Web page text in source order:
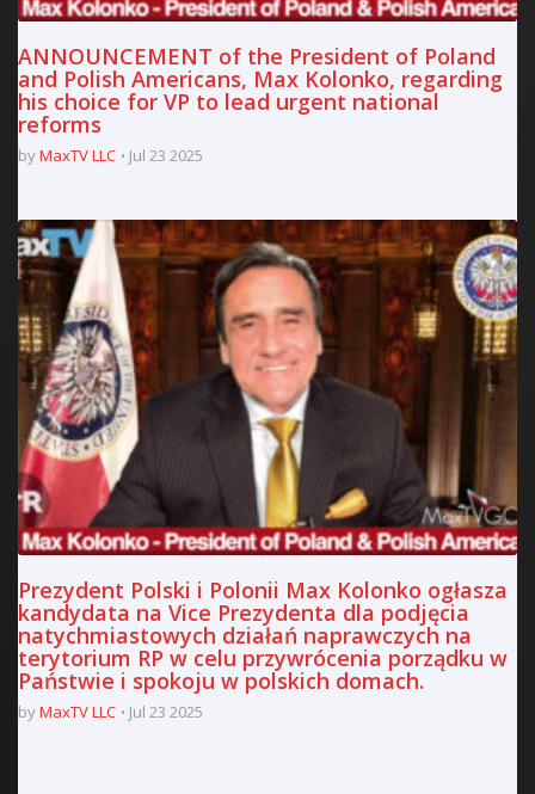
ANNOUNCEMENT of the President of Poland
and Polish Americans, Max Kolonko, regarding
his choice for VP to lead urgent national
reforms
byMaxTV LLC Jul 23 2025
Prezydent Polski i Polonii Max Kolonko ogłasza
kandydata na Vice Prezydenta dla podjęcia
natychmiastowych działań naprawczych na
terytorium RP w celu przywrócenia porządku w
Państwie i spokoju w polskich domach.
byMaxTV LLC Jul 23 2025